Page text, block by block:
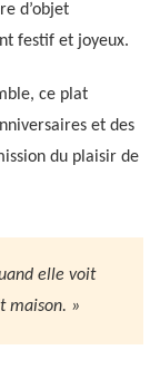
d’objet
festif et joyeux.
ce plat
et des
du plaisir de
elle voit
maison. »